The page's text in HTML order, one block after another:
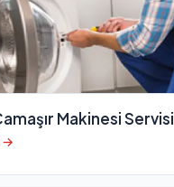
Makinesi Servisi
→